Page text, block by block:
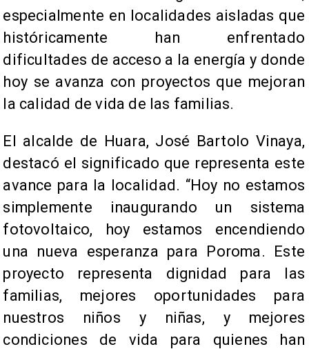
especialmente en localidades aisladas que
históricamente han enfrentado
dificultades de acceso a la energía y donde
hoy se avanza con proyectos que mejoran
la calidad de vida de las familias.
El alcalde de Huara, José Bartolo Vinaya,
destacó el significado que representa este
avance para la localidad. “Hoy no estamos
simplemente inaugurando un sistema
fotovoltaico, hoy estamos encendiendo
una nueva esperanza para Poroma. Este
proyecto representa dignidad para las
familias, mejores oportunidades para
nuestros niños y niñas, y mejores
condiciones de vida para quienes han